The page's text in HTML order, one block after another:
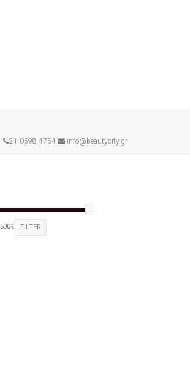
21 0598 4754 info@beautycity.gr
FILTER
500€